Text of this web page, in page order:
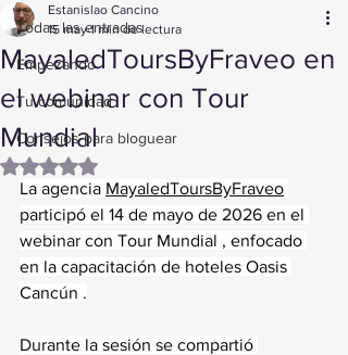
Todas las entradas
Empezando
Tu comunidad
Consejos para bloguear
MayaledToursByFraveo en
el webinar con Tour
Mundial
Estanislao Cancino
15 may 1 min de lectura
Obtuvo NaN de 5 estrellas.
La agencia MayaledToursByFraveo
participó el 14 de mayo de 2026 en el
webinar con Tour Mundial , enfocado
en la capacitación de hoteles Oasis
Cancún .
Durante la sesión se compartió